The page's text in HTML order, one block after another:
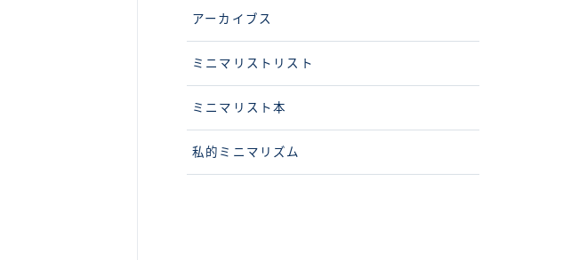
アーカイブス
ミニマリストリスト
ミニマリスト本
私的ミニマリズム